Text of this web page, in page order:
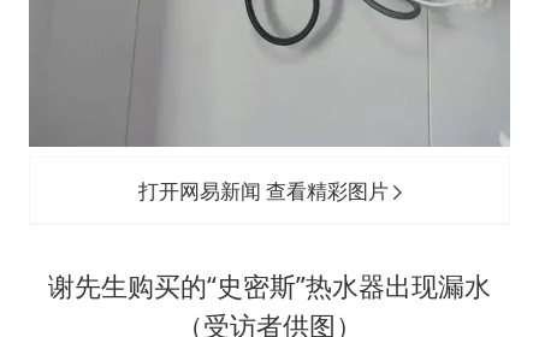
打开网易新闻 查看精彩图片
谢先生购买的“史密斯”热水器出现漏水
（受访者供图）